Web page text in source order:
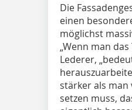
Die
einen
möglichst
„Wenn man
Lederer,
stärker als man
setzen muss,